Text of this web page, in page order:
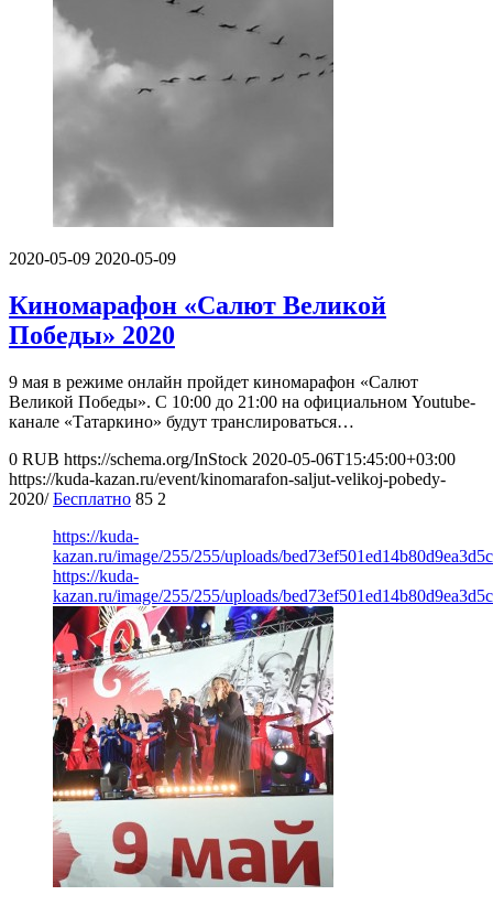
2020-05-09 2020-05-09
Киномарафон «Салют Великой
Победы» 2020
9 мая в режиме онлайн пройдет киномарафон «Салют
Великой Победы». С 10:00 до 21:00 на официальном Youtube-
канале «Татаркино» будут транслироваться…
0 RUB https://schema.org/InStock 2020-05-06T15:45:00+03:00
https://kuda-kazan.ru/event/kinomarafon-saljut-velikoj-pobedy-
2020/ Бесплатно 85 2
https://kuda-
kazan.ru/image/255/255/uploads/
https://kuda-
kazan.ru/image/255/255/uploads/